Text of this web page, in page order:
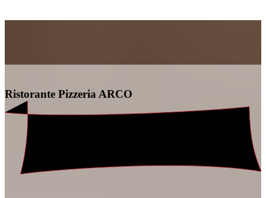
Ristorante Pizzeria ARCO